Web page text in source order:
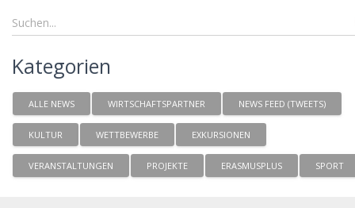
Kategorien
ALLE NEWS WIRTSCHAFTSPARTNER NEWS FEED (TWEETS)
KULTUR WETTBEWERBE EXKURSIONEN
VERANSTALTUNGEN PROJEKTE ERASMUSPLUS SPORT